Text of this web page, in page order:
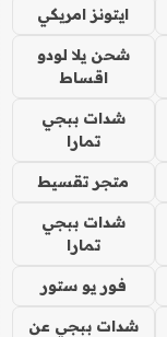
ايتونز امريكي
شحن يلا لودو
اقساط
شدات ببجي
تمارا
متجر تقسيط
شدات ببجي
تمارا
فور يو ستور
شدات ببجي عن